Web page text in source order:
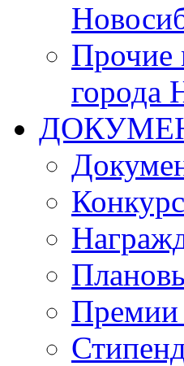
Прочие
города
Премии